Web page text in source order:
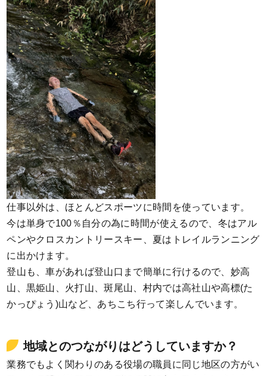
仕事以外は、ほとんどスポーツに時間を使っています。
今は単身で100％自分の為に時間が使えるので、冬はアル
ペンやクロスカントリースキー、夏はトレイルランニング
に出かけます。
登山も、車があれば登山口まで簡単に行けるので、妙高
山、黒姫山、火打山、斑尾山、村内では高社山や高標(た
かっぴょう)山など、あちこち行って楽しんでいます。
地域とのつながりはどうしていますか？
業務でもよく関わりのある役場の職員に同じ地区の方がい